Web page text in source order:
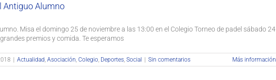
Antiguo Alumno
Misa el domingo 25 de noviembre a las 13:00 en el Colegio Torneo de padel sábado 24
premios y comida. Te esperamos
| Actualidad Asociación Colegio Deportes Social | Sin comentarios Más información